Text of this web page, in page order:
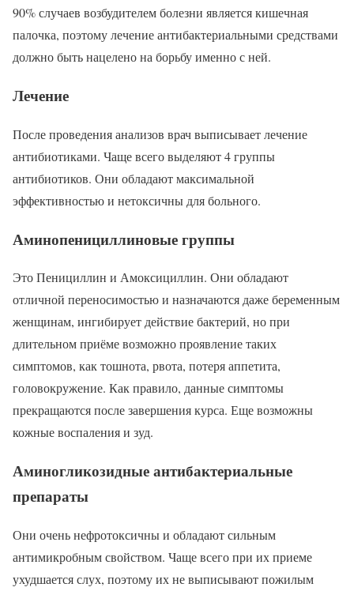
90% случаев возбудителем болезни является кишечная
палочка, поэтому лечение антибактериальными средствами
должно быть нацелено на борьбу именно с ней.
Лечение
После проведения анализов врач выписывает лечение
антибиотиками. Чаще всего выделяют 4 группы
антибиотиков. Они обладают максимальной
эффективностью и нетоксичны для больного.
Аминопенициллиновые группы
Это Пенициллин и Амоксициллин. Они обладают
отличной переносимостью и назначаются даже беременным
женщинам, ингибирует действие бактерий, но при
длительном приёме возможно проявление таких
симптомов, как тошнота, рвота, потеря аппетита,
головокружение. Как правило, данные симптомы
прекращаются после завершения курса. Еще возможны
кожные воспаления и зуд.
Аминогликозидные антибактериальные
препараты
Они очень нефротоксичны и обладают сильным
антимикробным свойством. Чаще всего при их приеме
ухудшается слух, поэтому их не выписывают пожилым